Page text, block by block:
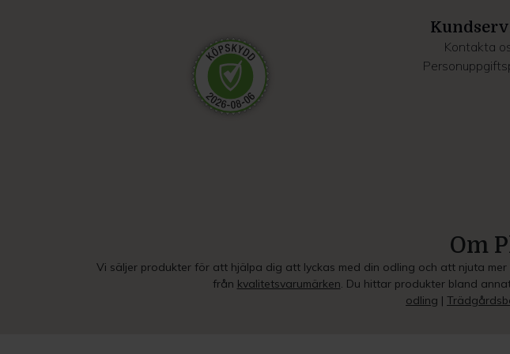
Kontakta
Om
Vi säljer produkter för att hjälpa dig att lyckas med din odling och att njuta
från kvalitetsvarumärken. Du hittar produkter bland
odling |